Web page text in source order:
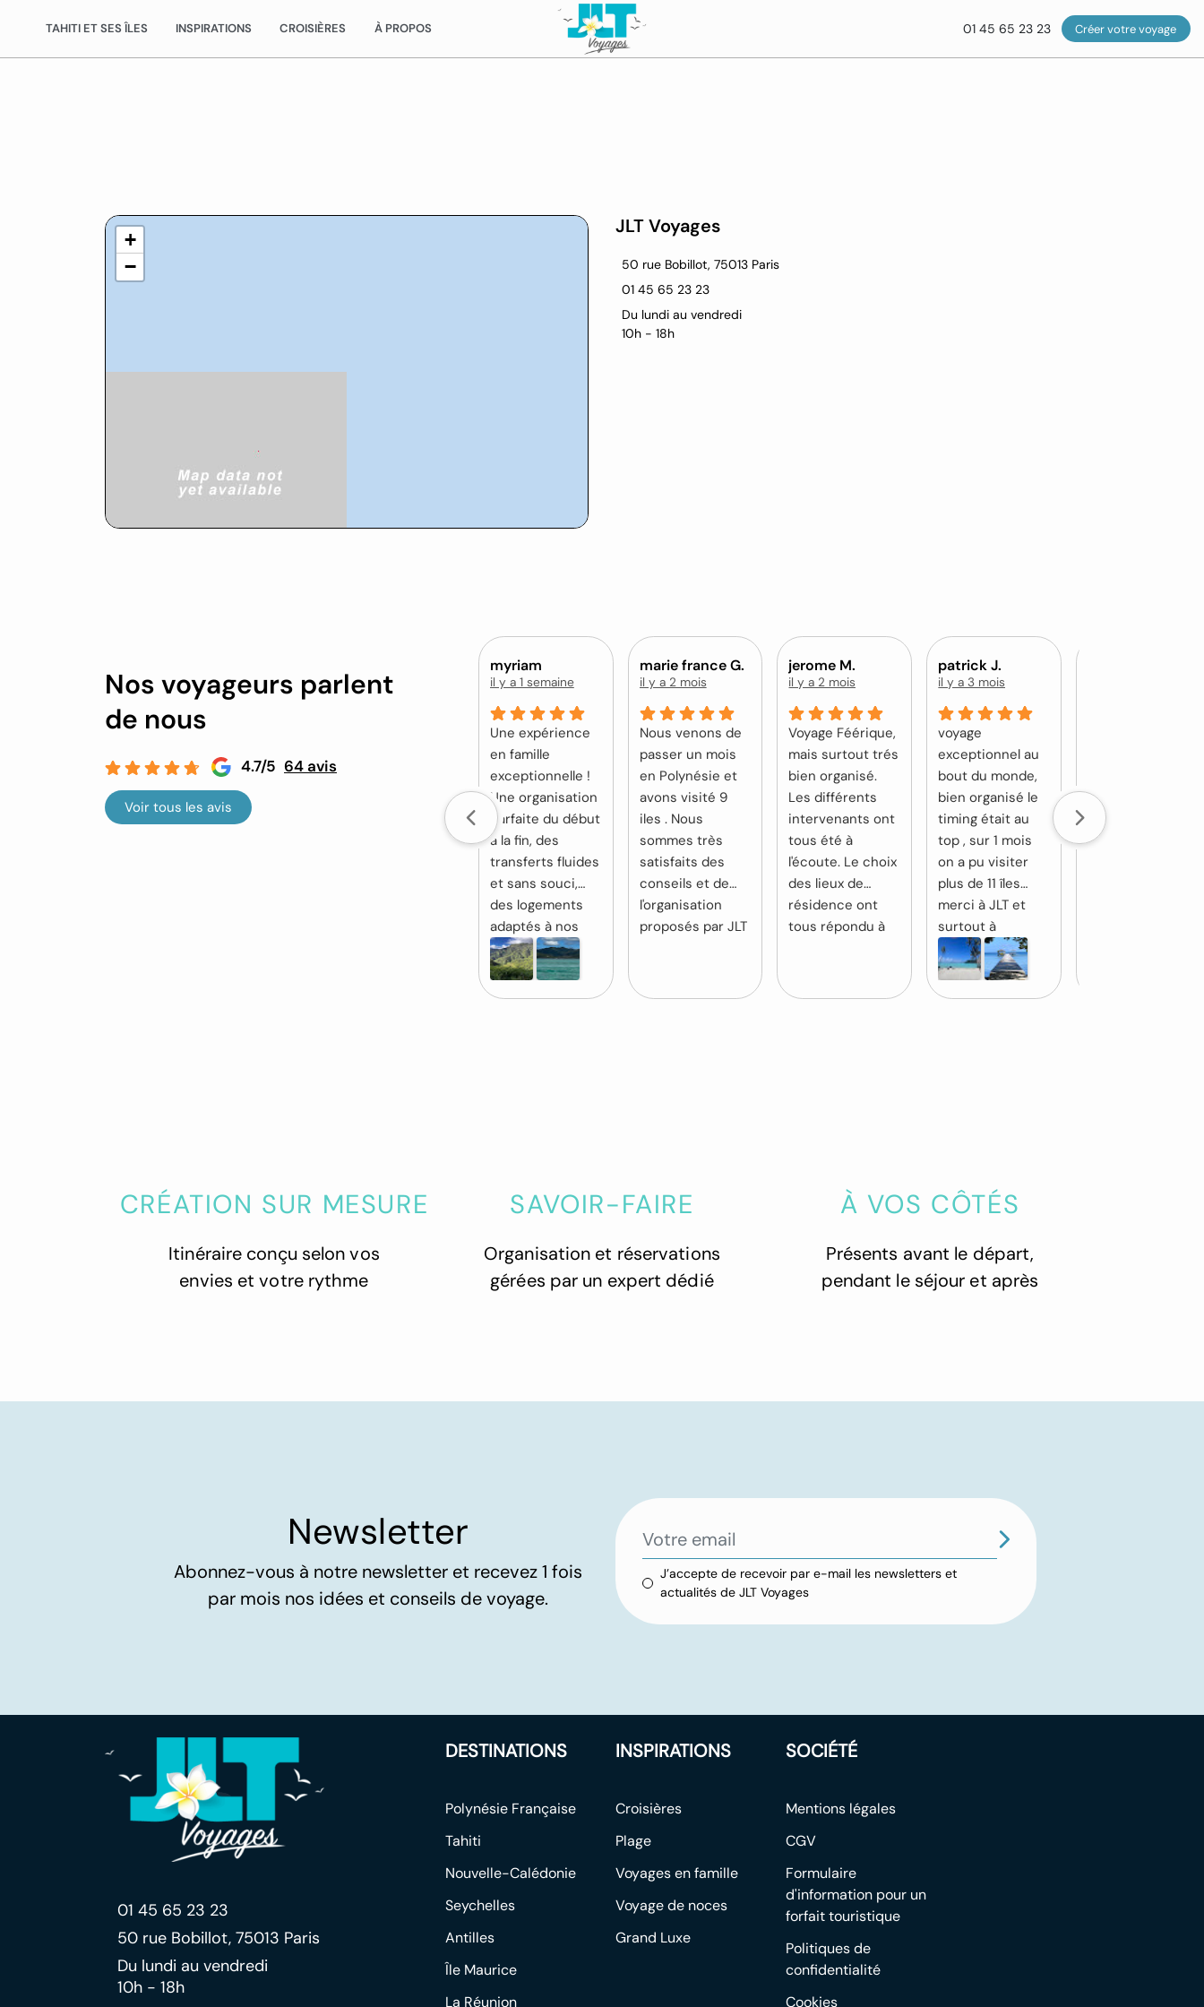
TAHITI ET SES ÎLES INSPIRATIONS CROISIÈRES À PROPOS 01 45 65 23 23 Créer votre voyage
+
−
JLT Voyages
50 rue Bobillot, 75013 Paris
01 45 65 23 23
Du lundi au vendredi
10h - 18h
Nos voyageurs parlent
de nous
4.7/5 64 avis
Voir tous les avis
myriam
il y a 1 semaine
Une expérience
en famille
exceptionnelle !
Une organisation
parfaite du début
à la fin, des
transferts fluides
et sans souci,
des logements
adaptés à nos
exigences sur
des sites
paradisiaques et
chaque détail. Un
polynésien
unique. Un grand
merci pour cette
sérénité. Je
marie france G.
il y a 2 mois
Nous venons de
passer un mois
en Polynésie et
avons visité 9
iles . Nous
sommes très
satisfaits des
conseils et de
l'organisation
proposés par JLT
ainsi que le suivi
jerome M.
il y a 2 mois
Voyage Féérique,
mais surtout trés
bien organisé.
Les différents
intervenants ont
tous été à
l'écoute. Le choix
des lieux de
résidence ont
tous répondu à
s ont été
patrick J.
il y a 3 mois
voyage
exceptionnel au
bout du monde,
bien organisé le
timing était au
top , sur 1 mois
on a pu visiter
plus de 11 îles
merci à JLT et
surtout à
Stéphanie pour
tous ses bons
conseils et
organisées pour
un voyage solo
par Fadila &
CRÉATION SUR MESURE
Itinéraire conçu selon vos
envies et votre rythme
SAVOIR-FAIRE
Organisation et réservations
gérées par un expert dédié
À VOS CÔTÉS
Présents avant le départ,
pendant le séjour et après
Newsletter
Abonnez-vous à notre newsletter et recevez 1 fois
par mois nos idées et conseils de voyage.
J’accepte de recevoir par e-mail les newsletters et
actualités de JLT Voyages
01 45 65 23 23
50 rue Bobillot, 75013 Paris
Du lundi au vendredi
10h - 18h
DESTINATIONS
Polynésie Française
Tahiti
Nouvelle-Calédonie
Seychelles
Antilles
Île Maurice
La Réunion
INSPIRATIONS
Croisières
Plage
Voyages en famille
Voyage de noces
Grand Luxe
SOCIÉTÉ
Mentions légales
CGV
Formulaire
d'information pour un
forfait touristique
Politiques de
confidentialité
Cookies